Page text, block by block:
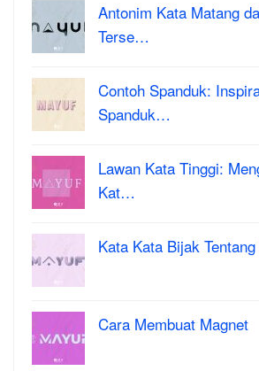
Antonim Kata Matang
Terse…
Contoh Spanduk:
Spanduk…
Lawan Kata Tinggi:
Kat…
Kata Kata Bijak
Cara Membuat Magnet